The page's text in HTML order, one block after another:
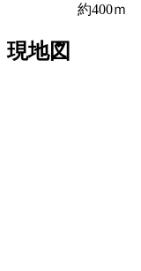
約400ｍ
現地図